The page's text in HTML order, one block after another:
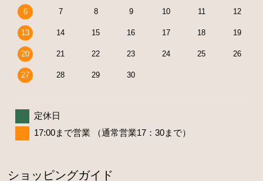
6 7 8 9 10 11 12
13 14 15 16 17 18 19
20 21 22 23 24 25 26
27 28 29 30
定休日
17:00まで営業 （通常営業17：30まで）
ショッピングガイド